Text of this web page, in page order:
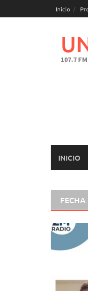
al
Inicio
107.7
INICIO
FECHA